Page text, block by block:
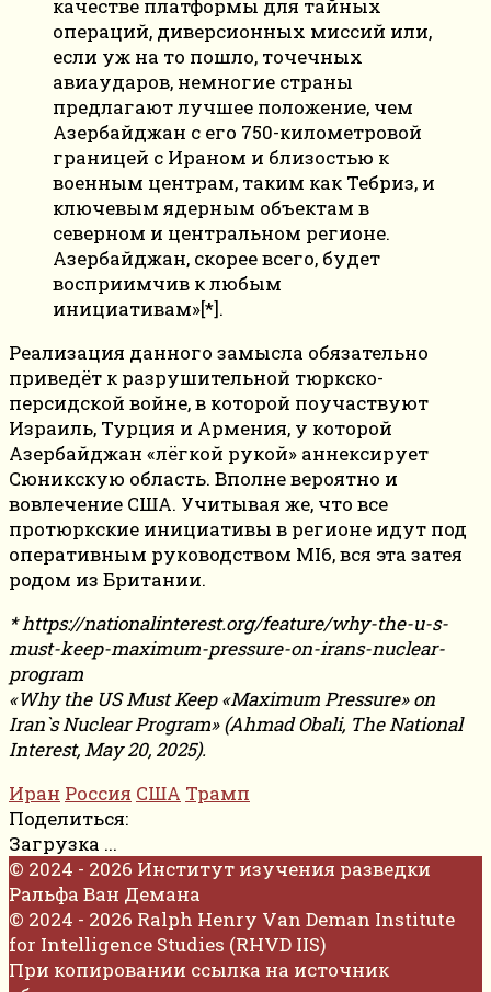
качестве платформы для тайных
операций, диверсионных миссий или,
если уж на то пошло, точечных
авиаударов, немногие страны
предлагают лучшее положение, чем
Азербайджан с его 750-километровой
границей с Ираном и близостью к
военным центрам, таким как Тебриз, и
ключевым ядерным объектам в
северном и центральном регионе.
Азербайджан, скорее всего, будет
восприимчив к любым
инициативам»[*].
Реализация данного замысла обязательно
приведёт к разрушительной тюркско-
персидской войне, в которой поучаствуют
Израиль, Турция и Армения, у которой
Азербайджан «лёгкой рукой» аннексирует
Сюникскую область. Вполне вероятно и
вовлечение США. Учитывая же, что все
протюркские инициативы в регионе идут под
оперативным руководством MI6, вся эта затея
родом из Британии.
* https://nationalinterest.org/feature/why-the-u-s-
must-keep-maximum-pressure-on-irans-nuclear-
program
«Why the US Must Keep «Maximum Pressure» on
Iran`s Nuclear Program» (Ahmad Obali, The National
Interest, May 20, 2025).
Иран Россия США Трамп
Поделиться:
Загрузка ...
© 2024 - 2026 Институт изучения разведки
Ральфа Ван Демана
© 2024 - 2026 Ralph Henry Van Deman Institute
for Intelligence Studies (RHVD IIS)
При копировании ссылка на источник